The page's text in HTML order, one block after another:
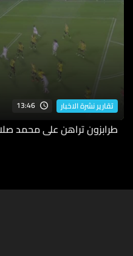
تقارير نشرة الاخبار 13:46
طرابزون تراهن على محمد